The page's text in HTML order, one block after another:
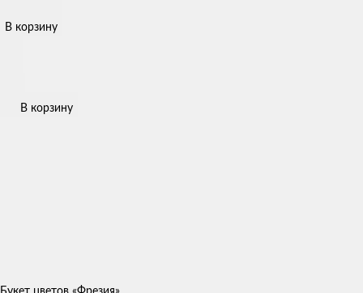
В корзину
В корзину